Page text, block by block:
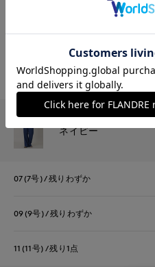
残りわずか
11(11号) 残りわずか
ネイビー
07(7号) 残りわずか
09(9号) 残りわずか
11(11号) 残り1点